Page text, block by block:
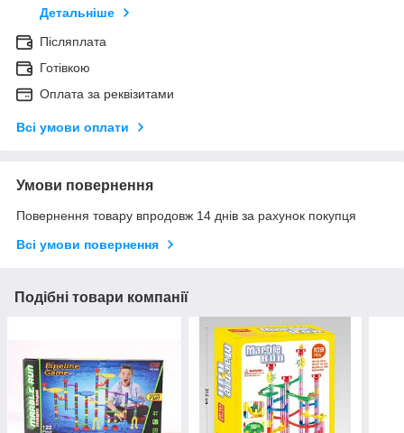
Детальніше
Післяплата
Готівкою
Оплата за реквізитами
Всі умови оплати
Умови повернення
Повернення товару впродовж 14 днів за рахунок покупця
Всі умови повернення
Подібні товари компанії